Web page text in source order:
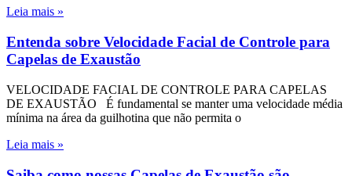
Leia mais »
Entenda sobre Velocidade Facial de Controle para
Capelas de Exaustão
VELOCIDADE FACIAL DE CONTROLE PARA CAPELAS
DE EXAUSTÃO É fundamental se manter uma velocidade média
mínima na área da guilhotina que não permita o
Leia mais »